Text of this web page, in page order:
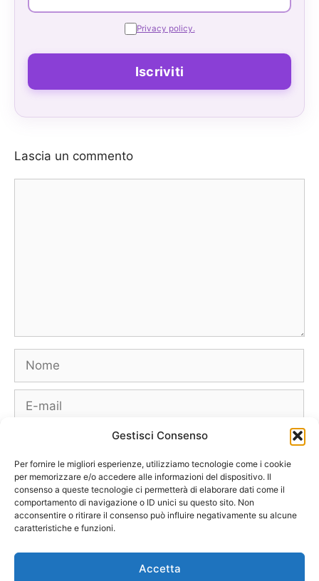
Gestisci Consenso
Per fornire le migliori esperienze, utilizziamo tecnologie come i cookie
per memorizzare e/o accedere alle informazioni del dispositivo. Il
consenso a queste tecnologie ci permetterà di elaborare dati come il
comportamento di navigazione o ID unici su questo sito. Non
acconsentire o ritirare il consenso può influire negativamente su alcune
caratteristiche e funzioni.
Accetta
Privacy policy.
Lascia un commento
Nome
E-
mail
web